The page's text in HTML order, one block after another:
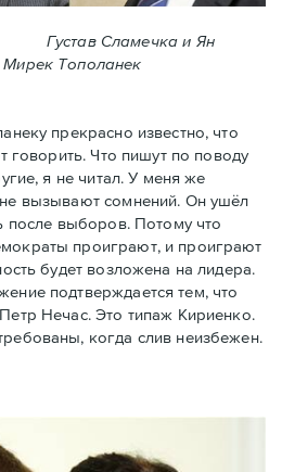
Густав Сламечка и Ян
Тополанек
прекрасно известно, что
говорить. Что пишут по поводу
я не читал. У меня же
вызывают сомнений. Он ушёл
после выборов. Потому что
проиграют, и проиграют
будет возложена на лидера.
подтверждается тем, что
Нечас. Это типаж Кириенко.
когда слив неизбежен.